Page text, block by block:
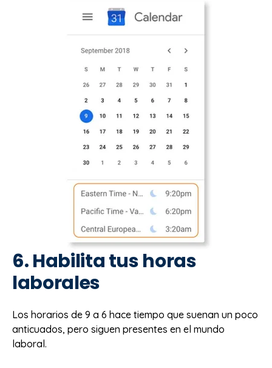
6. Habilita tus horas
laborales
Los horarios de 9 a 6 hace tiempo que suenan un poco
anticuados, pero siguen presentes en el mundo
laboral.